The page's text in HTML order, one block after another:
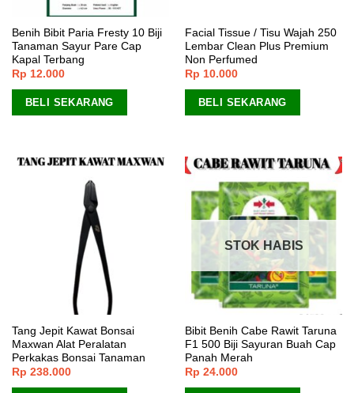
Benih Bibit Paria Fresty 10 Biji
Tanaman Sayur Pare Cap
Kapal Terbang
Rp 12.000
BELI SEKARANG
Facial Tissue / Tisu Wajah 250
Lembar Clean Plus Premium
Non Perfumed
Rp 10.000
BELI SEKARANG
Tang Jepit Kawat Bonsai
Maxwan Alat Peralatan
Perkakas Bonsai Tanaman
Rp 238.000
STOK HABIS
Bibit Benih Cabe Rawit Taruna
F1 500 Biji Sayuran Buah Cap
Panah Merah
Rp 24.000